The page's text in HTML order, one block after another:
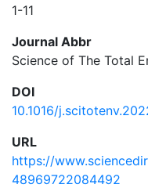
1-11
Journal Abbr
Science of The Total
DOI
10.1016/
URL
https://
48969722084492